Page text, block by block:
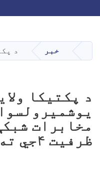
کورپاڼه
خبر د
د پکتیکا
ظرفیت ۴جي ته لوړ شو